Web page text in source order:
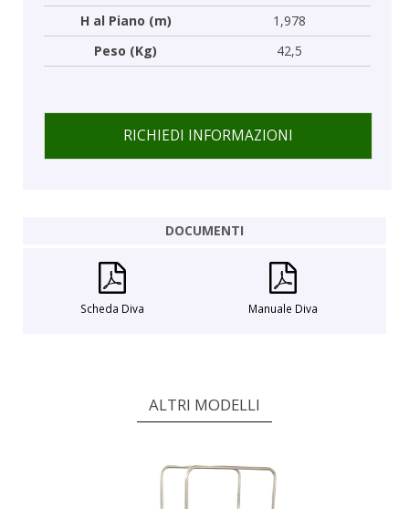
H al Piano (m)
1,978
Peso (Kg)
42,5
RICHIEDI INFORMAZIONI
DOCUMENTI
Scheda Diva Manuale Diva
ALTRI MODELLI